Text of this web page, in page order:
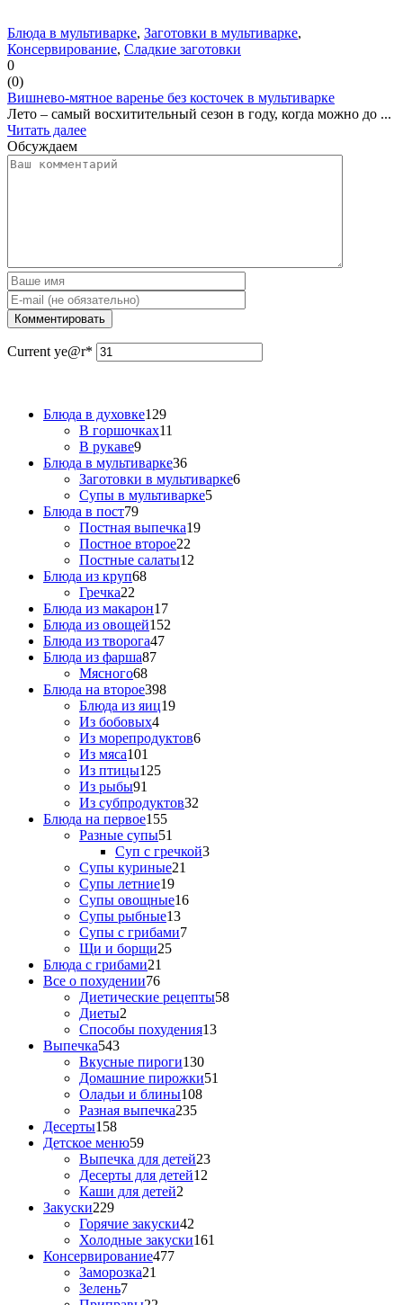
Блюда в мультиварке, Заготовки в мультиварке,
Консервирование, Сладкие заготовки
0
(0)
Вишнево-мятное варенье без косточек в мультиварке
Лето – самый восхитительный сезон в году, когда можно до ...
Читать далее
Обсуждаем
Current ye@r*
Блюда в духовке129
В горшочках11
В рукаве9
Блюда в мультиварке36
Заготовки в мультиварке6
Супы в мультиварке5
Блюда в пост79
Постная выпечка19
Постное второе22
Постные салаты12
Блюда из круп68
Гречка22
Блюда из макарон17
Блюда из овощей152
Блюда из творога47
Блюда из фарша87
Мясного68
Блюда на второе398
Блюда из яиц19
Из бобовых4
Из морепродуктов6
Из мяса101
Из птицы125
Из рыбы91
Из субпродуктов32
Блюда на первое155
Разные супы51
Суп с гречкой3
Супы куриные21
Супы летние19
Супы овощные16
Супы рыбные13
Супы с грибами7
Щи и борщи25
Блюда с грибами21
Все о похудении76
Диетические рецепты58
Диеты2
Способы похудения13
Выпечка543
Вкусные пироги130
Домашние пирожки51
Оладьи и блины108
Разная выпечка235
Десерты158
Детское меню59
Выпечка для детей23
Десерты для детей12
Каши для детей2
Закуски229
Горячие закуски42
Холодные закуски161
Консервирование477
Заморозка21
Зелень7